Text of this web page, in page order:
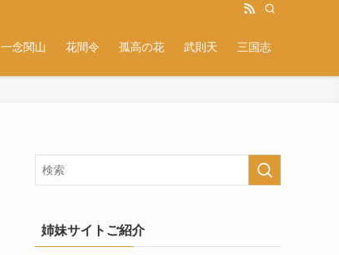
一念関山 花間令 孤高の花 武則天 三国志
姉妹サイトご紹介